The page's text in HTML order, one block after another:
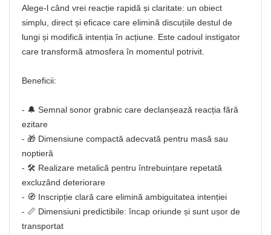
Alege-l când vrei reacție rapidă și claritate: un obiect
simplu, direct și eficace care elimină discuțiile destul de
lungi și modifică intenția în acțiune. Este cadoul instigator
care transformă atmosfera în momentul potrivit.
Beneficii:
- 🔔 Semnal sonor grabnic care declanșează reacția fără
ezitare
- 🎁 Dimensiune compactă adecvată pentru masă sau
noptieră
- 🛠️ Realizare metalică pentru întrebuințare repetată
excluzând deteriorare
- 🧭 Inscripție clară care elimină ambiguitatea intenției
- 📏 Dimensiuni predictibile: încap oriunde și sunt ușor de
transportat